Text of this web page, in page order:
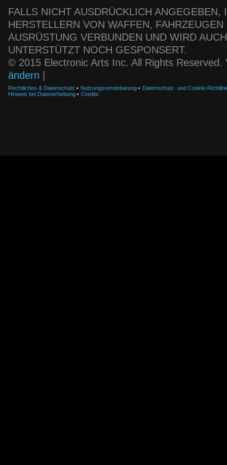
FALLS NICHT AUSDRÜCKLICH
HERSTELLERN VON WAFFEN,
AUSRÜSTUNG VERBUNDEN UND WIRD
UNTERSTÜTZT NOCH GESPONSERT.
© 2015 Electronic Arts Inc. All Rights
ändern
Rechtliches & Datenschutz Nutzungsvereinbarung
Datenschutz- und Cookie-
Hinweis bei Datenerhebung
Credits